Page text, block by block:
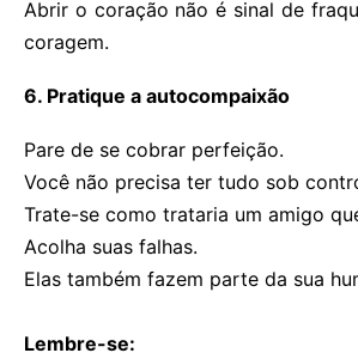
Abrir o coração não é sinal de
coragem.
6. Pratique a autocompaixão
Pare de se cobrar perfeição.
Você não precisa ter tudo sob
Trate-se como trataria um amigo
Acolha suas falhas.
Elas também fazem parte da sua
Lembre-se: